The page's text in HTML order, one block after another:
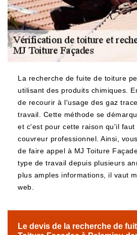
La recherche de fuite de toiture
utilisant des produits chimiques.
de recourir à l'usage des gaz
travail. Cette méthode se
et c'est pour cette raison qu'il faut
couvreur professionnel. Ainsi,
de faire appel à MJ Toiture
type de travail depuis plusieurs
plus amples informations, il vaut
web.
Le devis de la recherche de